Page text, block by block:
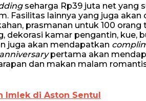
seharga Rp39 juta net yang
Fasilitas lainnya yang juga akan
prasmanan untuk 100 orang
dekorasi kamar pengantin, kue,
juga akan mendapatkan
anniversarypertama akan
dan makan malam
Imlek di Aston Sentul